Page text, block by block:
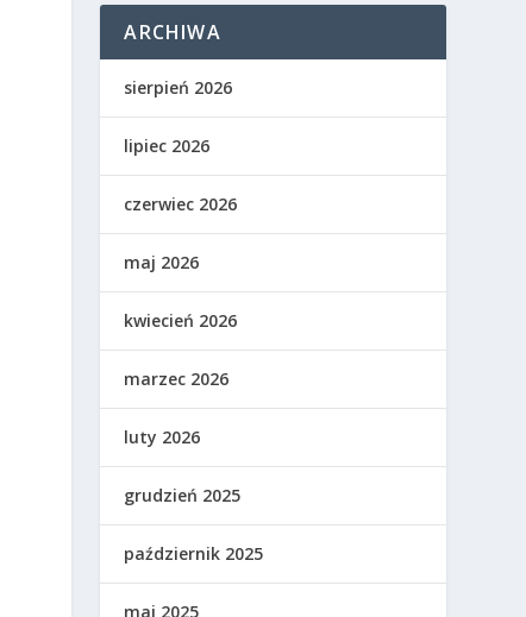
ARCHIWA
sierpień 2026
lipiec 2026
czerwiec 2026
maj 2026
kwiecień 2026
marzec 2026
luty 2026
grudzień 2025
październik 2025
maj 2025